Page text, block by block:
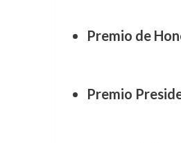
Premio de
Premio